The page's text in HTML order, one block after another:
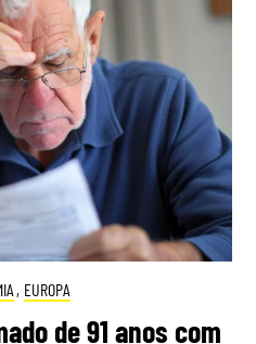
, EUROPA
de 91 anos com